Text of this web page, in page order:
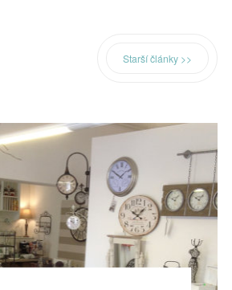
Starší články >>